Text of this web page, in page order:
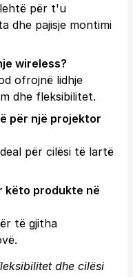
për t'u
dhe pajisje montimi
wireless?
ofrojnë lidhje
dhe fleksibilitet.
për një projektor
për cilësi të lartë
produkte në
të gjitha
dhe cilësi